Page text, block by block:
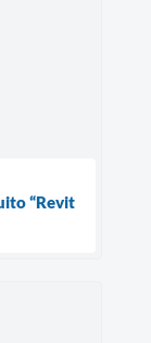
“Revit